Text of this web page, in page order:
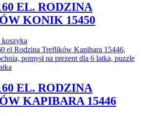
EL. RODZINA
KONIK 15450
EL. RODZINA
KAPIBARA 15446